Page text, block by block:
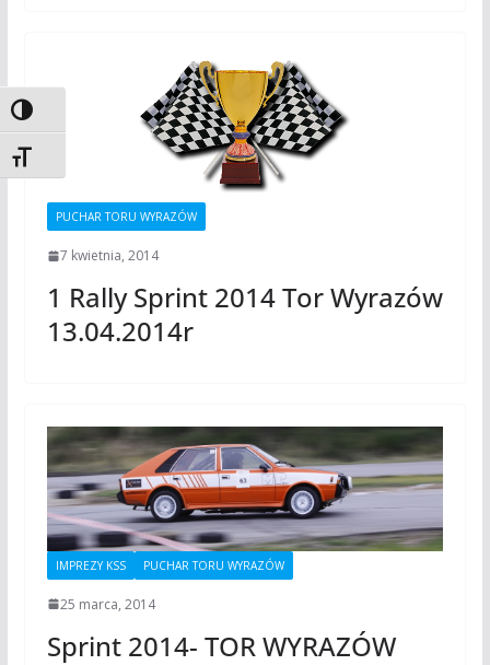
Toggle High Contrast
Toggle Font size
PUCHAR TORU WYRAZÓW
7 kwietnia, 2014
1 Rally Sprint 2014 Tor Wyrazów
13.04.2014r
IMPREZY KSS PUCHAR TORU WYRAZÓW
25 marca, 2014
Sprint 2014- TOR WYRAZÓW